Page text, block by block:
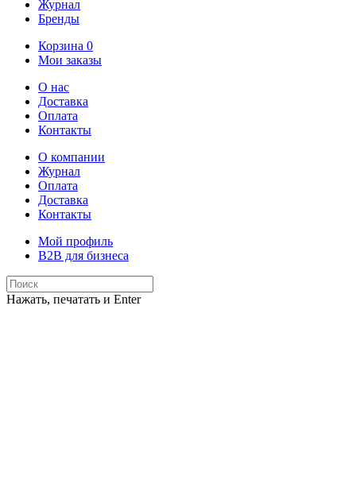
Журнал
Бренды
Корзина 0
Мои заказы
О нас
Доставка
Оплата
Контакты
О компании
Журнал
Оплата
Доставка
Контакты
Мой профиль
B2B для бизнеса
Нажать, печатать и Enter